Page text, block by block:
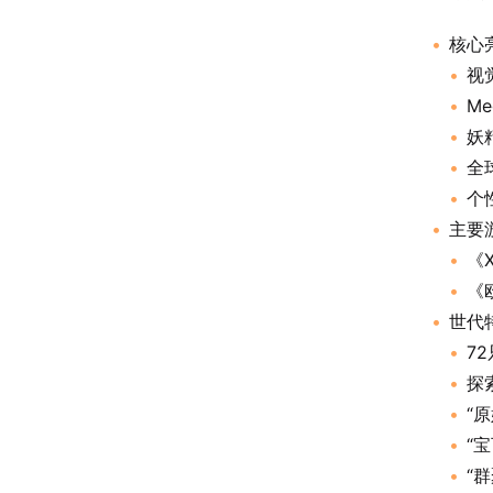
核心
视
妖
全
个
主要
世代
72
探
“
“
“